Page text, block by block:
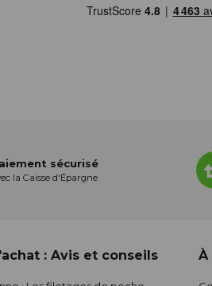
sécurisé
la Caisse d'Épargne
: Avis et conseils À